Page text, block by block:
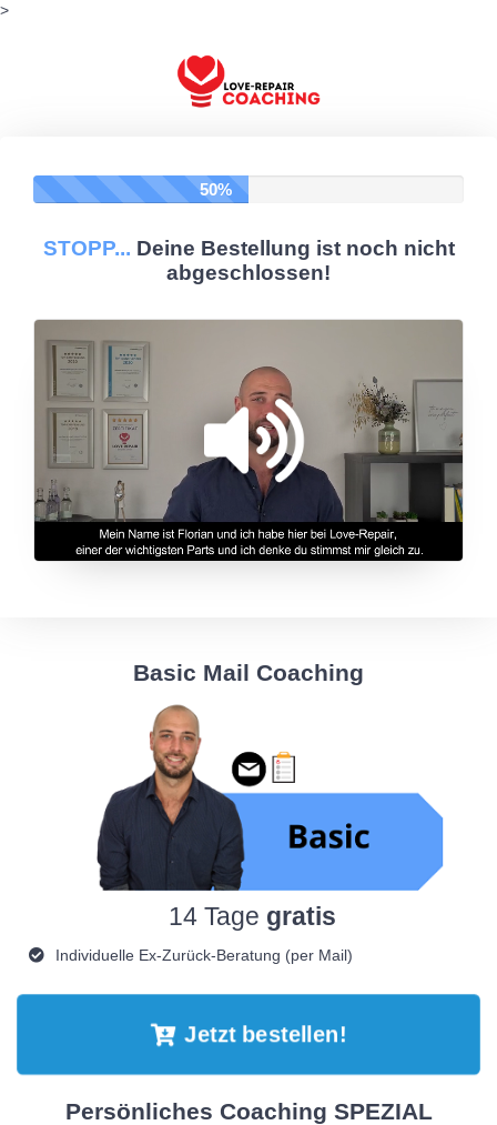
>
50%
STOPP... Deine Bestellung ist noch nicht
abgeschlossen!
Basic Mail Coaching
14 Tage gratis
Individuelle Ex-Zurück-Beratung (per Mail)
Jetzt bestellen!
Persönliches Coaching SPEZIAL